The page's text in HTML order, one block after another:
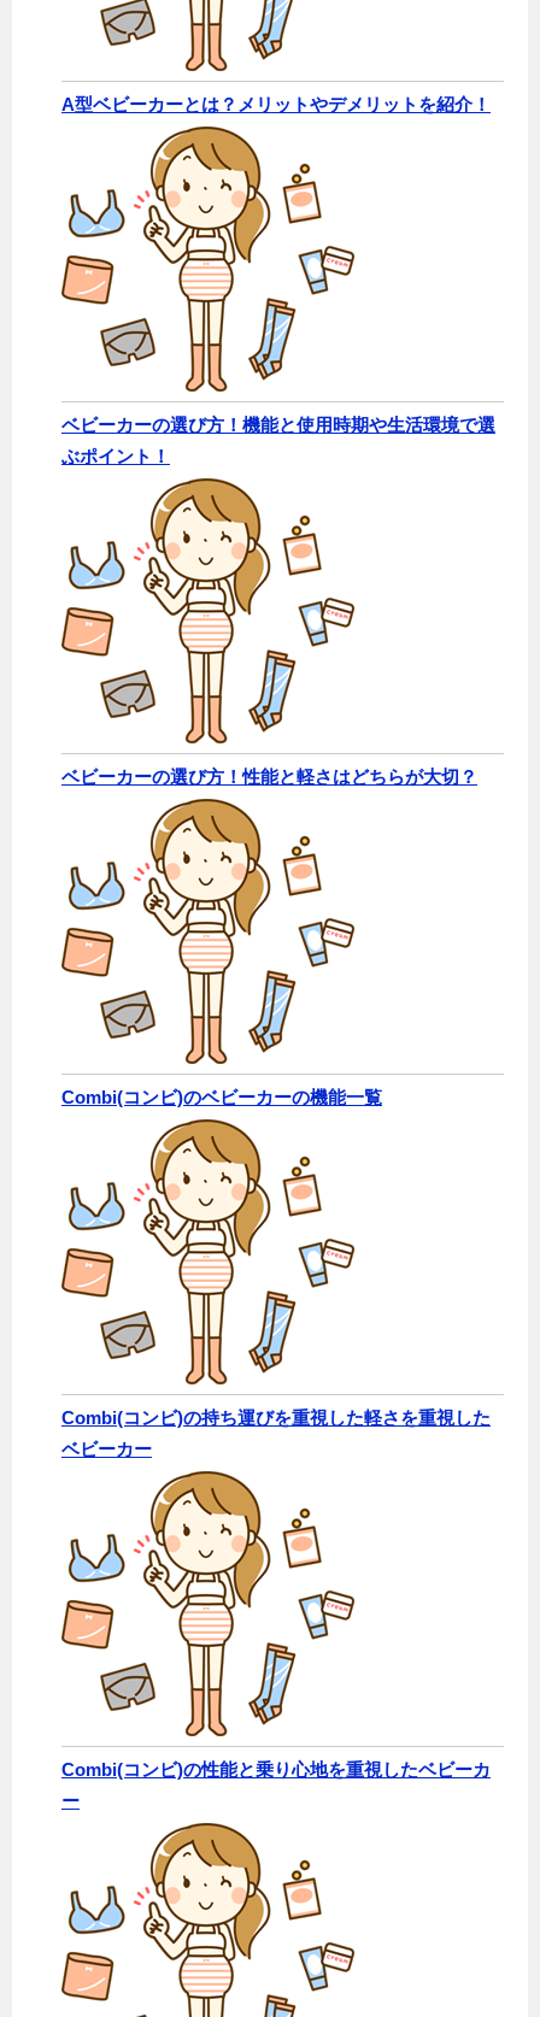
A型ベビーカーとは？メリットやデメリットを紹介！
ベビーカーの選び方！機能と使用時期や生活環境で選
ぶポイント！
ベビーカーの選び方！性能と軽さはどちらが大切？
Combi(コンビ)のベビーカーの機能一覧
Combi(コンビ)の持ち運びを重視した軽さを重視した
ベビーカー
Combi(コンビ)の性能と乗り心地を重視したベビーカ
ー